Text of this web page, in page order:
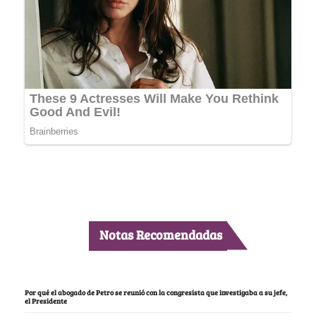
Notas Recomendadas
Por qué el abogado de Petro se reunió con la congresista que investigaba a su jefe,
el Presidente